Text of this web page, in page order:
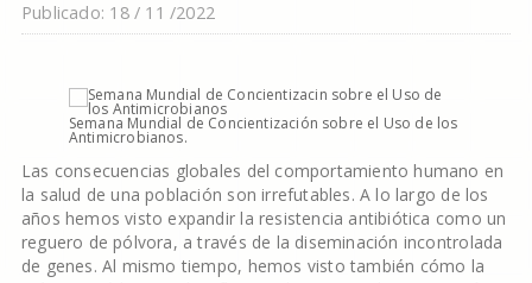
Publicado: 18 / 11 /2022
Semana Mundial de Concientización sobre el Uso de los
Antimicrobianos.
Las consecuencias globales del comportamiento humano en
la salud de una población son irrefutables. A lo largo de los
años hemos visto expandir la resistencia antibiótica como un
reguero de pólvora, a través de la diseminación incontrolada
de genes. Al mismo tiempo, hemos visto también cómo la